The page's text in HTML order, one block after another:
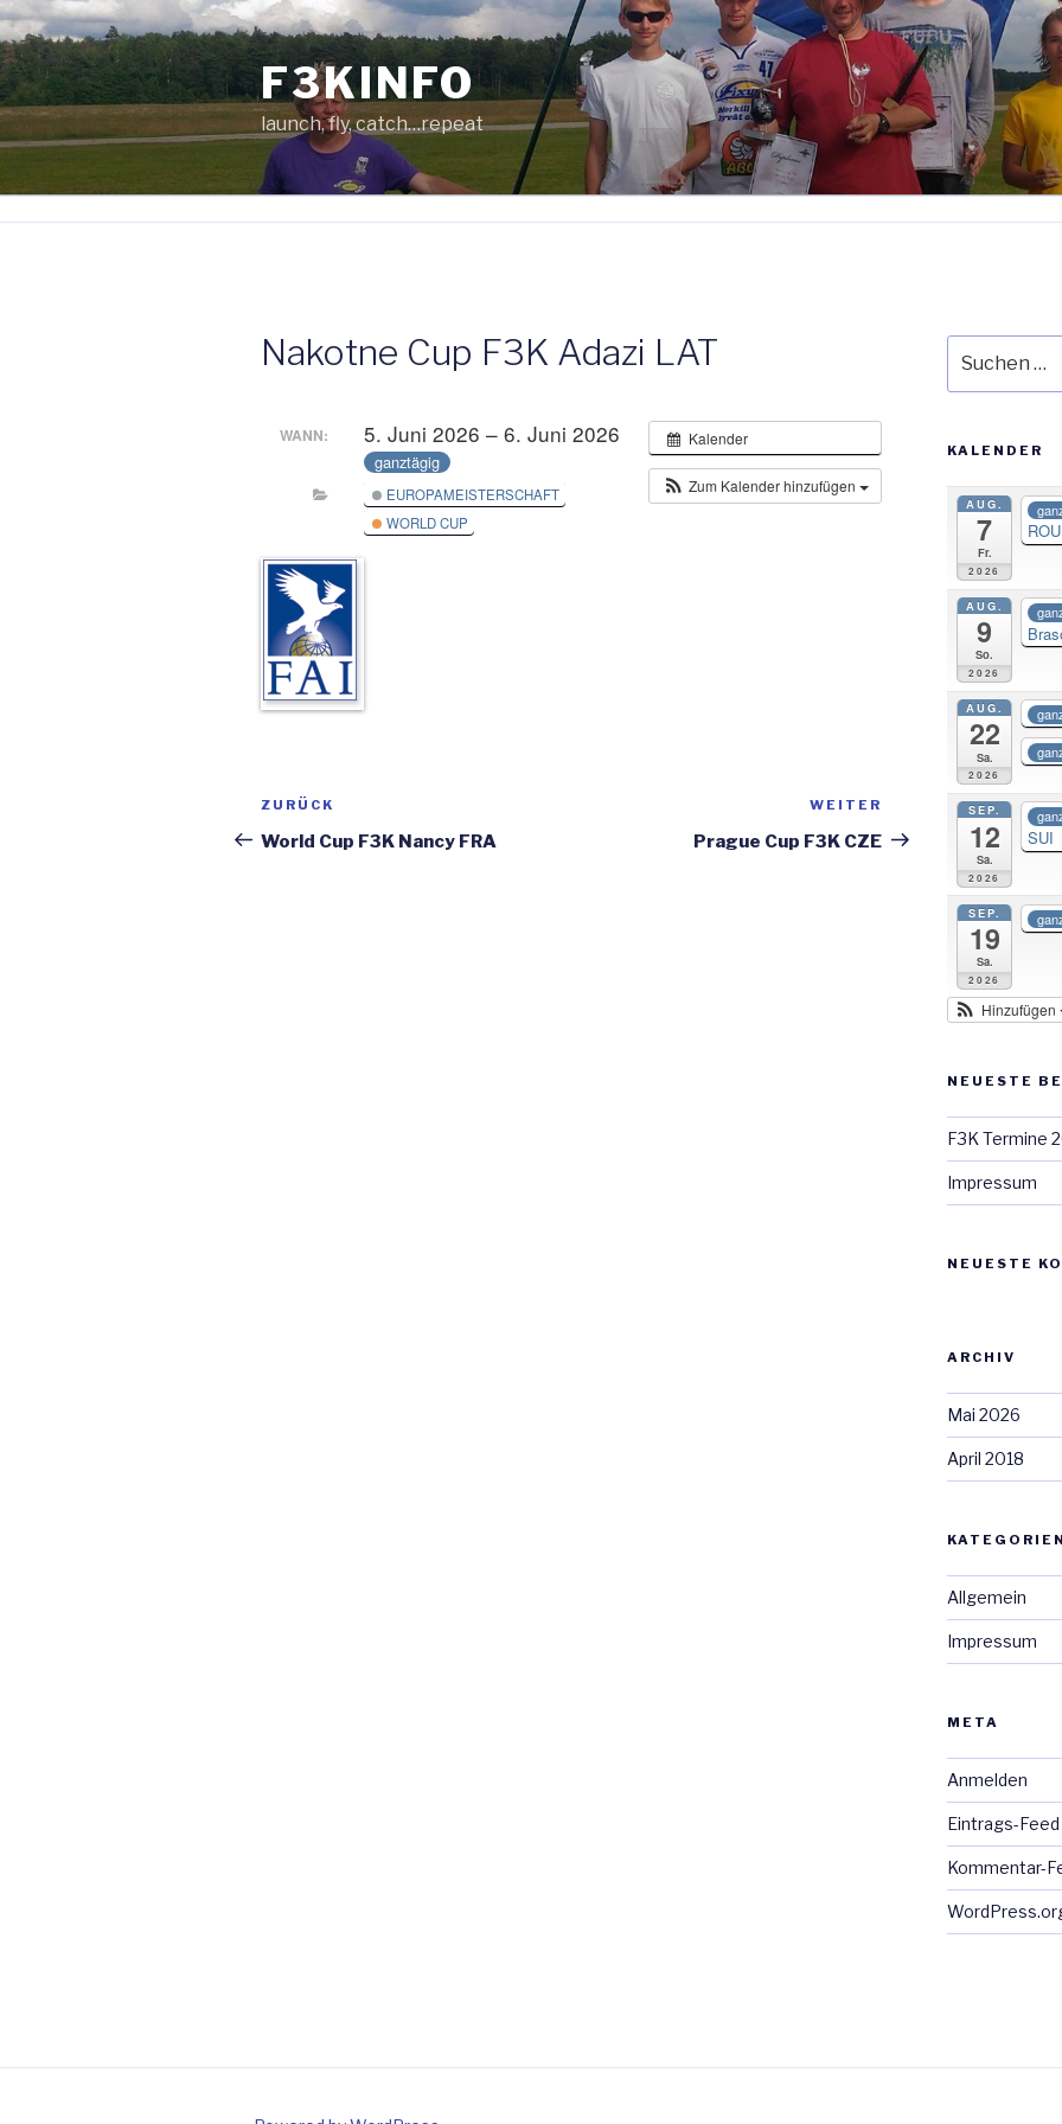
Zum
Inhalt
springen
F3KINFO
launch, fly, catch…repeat
Nakotne Cup F3K Adazi LAT
Kalender
Zum Kalender hinzufügen
WANN: 5. Juni 2026 – 6. Juni 2026
ganztägig
EUROPAMEISTERSCHAFT
WORLD CUP
Beitragsnavigation
Vorheriger
Beitrag
ZURÜCK
World Cup F3K Nancy FRA
Nächster
Beitrag
WEITER
Prague Cup F3K CZE
nach:
KALENDER
AUG.
7
Fr.
2026
ROU
AUG.
9
So.
2026
AUG.
22
Sa.
2026
SEP.
12
Sa.
2026
SUI
SEP.
19
Sa.
2026
Hinzufügen
NEUESTE
F3K Termine
Impressum
NEUESTE
ARCHIV
Mai 2026
April 2018
KATEGORIEN
Allgemein
Impressum
META
Anmelden
Eintrags-Feed
Kommentar-